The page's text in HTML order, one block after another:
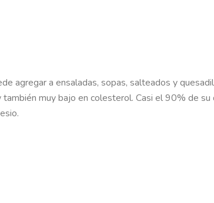
agregar a ensaladas, sopas, salteados y
muy bajo en colesterol. Casi el 90% de